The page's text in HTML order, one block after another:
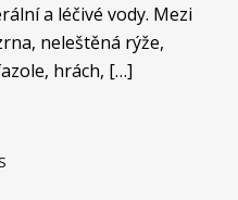
a léčivé vody. Mezi
neleštěná rýže,
hrách, […]